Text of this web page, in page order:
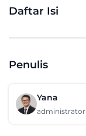
Daftar Isi
Penulis
Yana
administrator